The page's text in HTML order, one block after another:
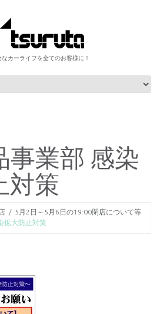
カーライフを全てのお客様に！
事業部 感染
対策
5月2日～5月6日の19:00閉店について等
拡大防止対策